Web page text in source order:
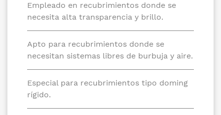
Empleado en recubrimientos donde se
necesita alta transparencia y brillo.
Apto para recubrimientos donde se
necesitan sistemas libres de burbuja y aire.
Especial para recubrimientos tipo doming
rígido.